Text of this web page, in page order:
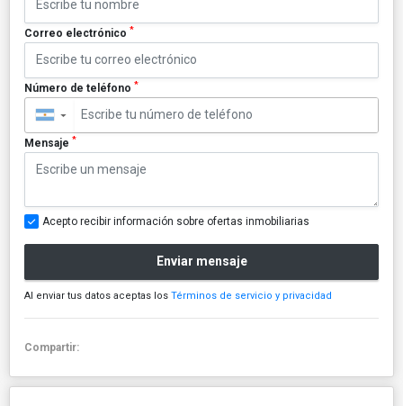
Correo electrónico *
Número de teléfono *
▼
Mensaje *
Acepto recibir información sobre ofertas inmobiliarias
Enviar mensaje
Al enviar tus datos aceptas los Términos de servicio y privacidad
Compartir: